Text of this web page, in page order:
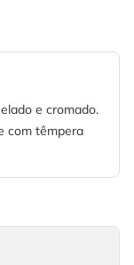
e cromado.
com têmpera